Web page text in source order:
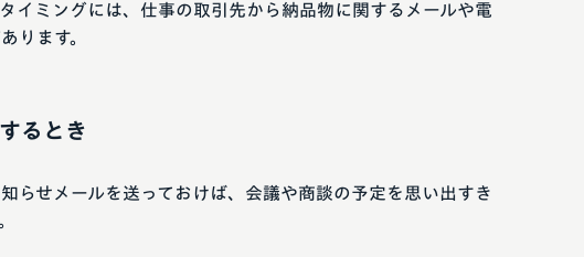
イミングには、仕事の取引先から納品物に関するメールや電
ります。
るとき
らせメールを送っておけば、会議や商談の予定を思い出すき